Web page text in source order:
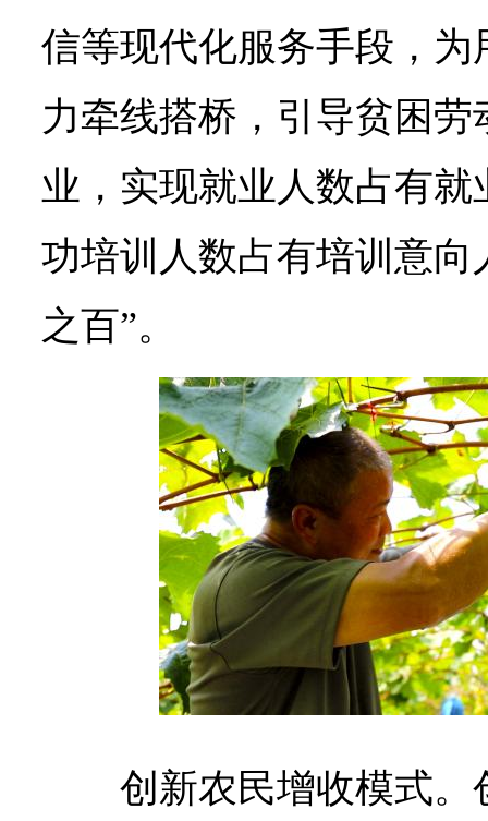
信等现代化服务手段，
力牵线搭桥，引导贫困
业，实现就业人数占有
功培训人数占有培训意向
之百”。
创新农民增收模式。